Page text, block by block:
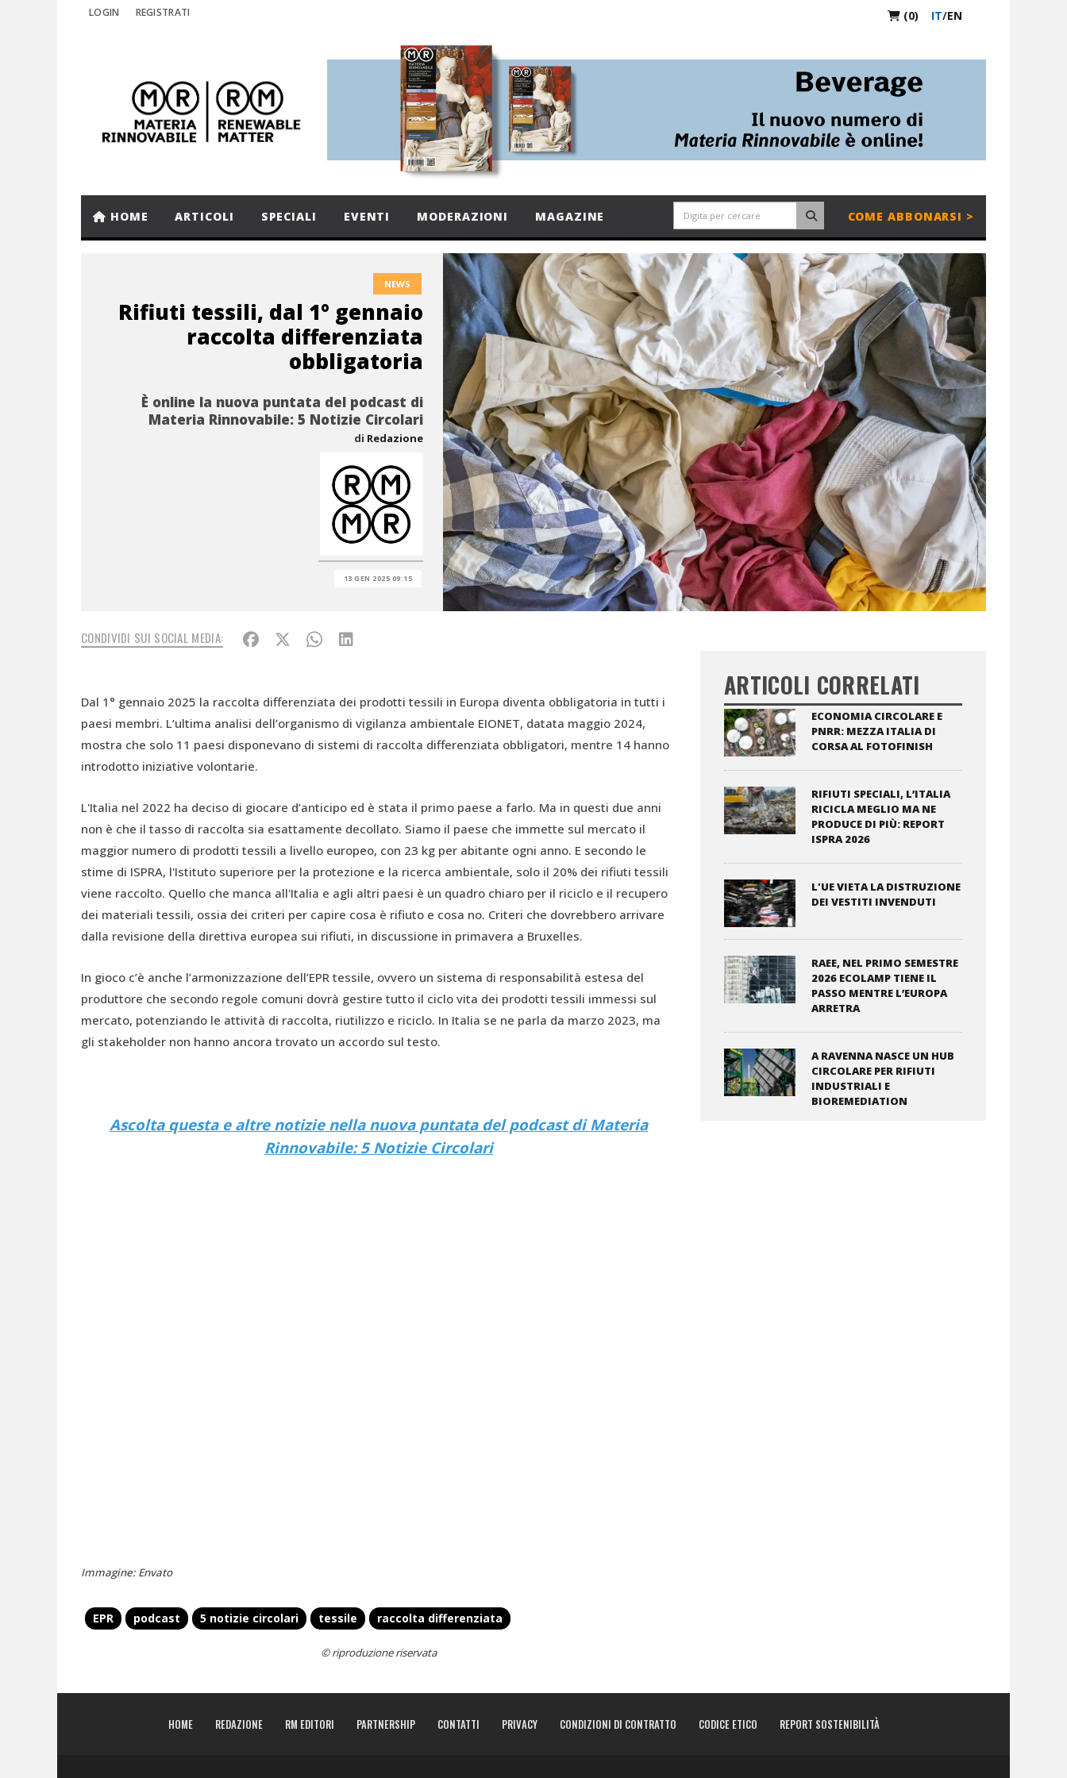
LOGIN REGISTRATI (0) IT/EN
HOME ARTICOLI SPECIALI EVENTI MODERAZIONI MAGAZINE COME ABBONARSI >
NEWS
Rifiuti tessili, dal 1° gennaio
raccolta differenziata
obbligatoria
È online la nuova puntata del podcast di
Materia Rinnovabile: 5 Notizie Circolari
di Redazione
13 GEN 2025 09:15
CONDIVIDI SUI SOCIAL MEDIA:
Dal 1° gennaio 2025 la raccolta differenziata dei prodotti tessili in Europa diventa obbligatoria in tutti i
paesi membri. L’ultima analisi dell’organismo di vigilanza ambientale EIONET, datata maggio 2024,
mostra che solo 11 paesi disponevano di sistemi di raccolta differenziata obbligatori, mentre 14 hanno
introdotto iniziative volontarie.
L'Italia nel 2022 ha deciso di giocare d’anticipo ed è stata il primo paese a farlo. Ma in questi due anni
non è che il tasso di raccolta sia esattamente decollato. Siamo il paese che immette sul mercato il
maggior numero di prodotti tessili a livello europeo, con 23 kg per abitante ogni anno. E secondo le
stime di ISPRA, l'Istituto superiore per la protezione e la ricerca ambientale, solo il 20% dei rifiuti tessili
viene raccolto. Quello che manca all'Italia e agli altri paesi è un quadro chiaro per il riciclo e il recupero
dei materiali tessili, ossia dei criteri per capire cosa è rifiuto e cosa no. Criteri che dovrebbero arrivare
dalla revisione della direttiva europea sui rifiuti, in discussione in primavera a Bruxelles.
In gioco c’è anche l’armonizzazione dell’EPR tessile, ovvero un sistema di responsabilità estesa del
produttore che secondo regole comuni dovrà gestire tutto il ciclo vita dei prodotti tessili immessi sul
mercato, potenziando le attività di raccolta, riutilizzo e riciclo. In Italia se ne parla da marzo 2023, ma
gli stakeholder non hanno ancora trovato un accordo sul testo.
Ascolta questa e altre notizie nella nuova puntata del podcast di Materia
Rinnovabile: 5 Notizie Circolari
Immagine: Envato
EPR podcast 5 notizie circolari tessile raccolta differenziata
© riproduzione riservata
ARTICOLI CORRELATI
ECONOMIA CIRCOLARE E
PNRR: MEZZA ITALIA DI
CORSA AL FOTOFINISH
RIFIUTI SPECIALI, L’ITALIA
RICICLA MEGLIO MA NE
PRODUCE DI PIÙ: REPORT
ISPRA 2026
L'UE VIETA LA DISTRUZIONE
DEI VESTITI INVENDUTI
RAEE, NEL PRIMO SEMESTRE
2026 ECOLAMP TIENE IL
PASSO MENTRE L’EUROPA
ARRETRA
A RAVENNA NASCE UN HUB
CIRCOLARE PER RIFIUTI
INDUSTRIALI E
BIOREMEDIATION
HOME REDAZIONE RM EDITORI PARTNERSHIP CONTATTI PRIVACY CONDIZIONI DI CONTRATTO CODICE ETICO REPORT SOSTENIBILITÀ